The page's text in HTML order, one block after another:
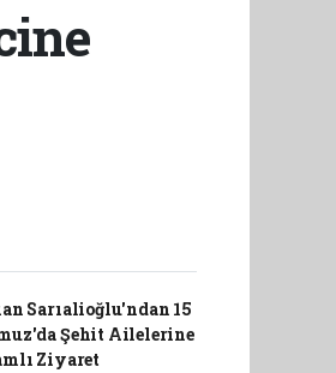
Sarıalioğlu'ndan 15
Şehit Ailelerine
Ziyaret